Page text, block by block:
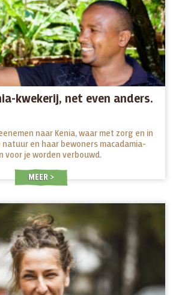
kwekerij, net even anders.
naar Kenia, waar met zorg en in
natuur en haar bewoners macadamia-
voor je worden verbouwd.
MEER